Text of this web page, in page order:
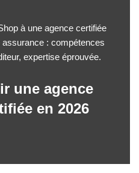
à une agence certifiée
assurance : compétences
expertise éprouvée.
une agence
en 2026